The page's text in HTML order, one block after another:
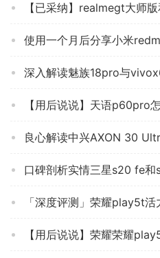
【用后说说】天语p60pro
良心解读中兴AXON 30